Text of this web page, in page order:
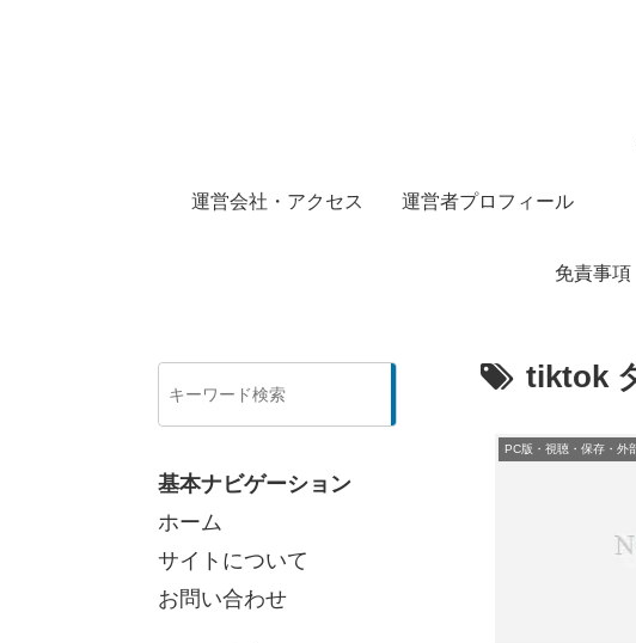
運営会社・アクセス 運営者プロフィール
免責事項
tiktok
PC版・視聴・保存・外
基本ナビゲーション
ホーム
サイトについて
お問い合わせ